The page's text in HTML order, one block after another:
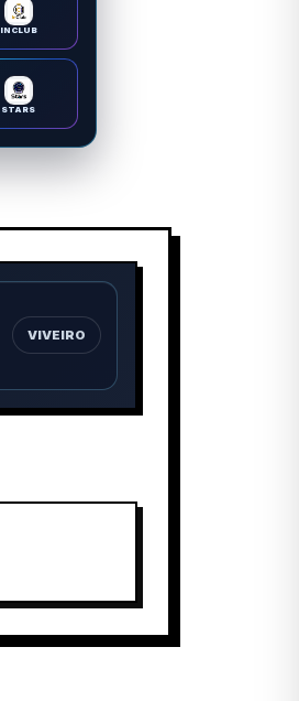
INCLUB
STARS
VIVEIRO